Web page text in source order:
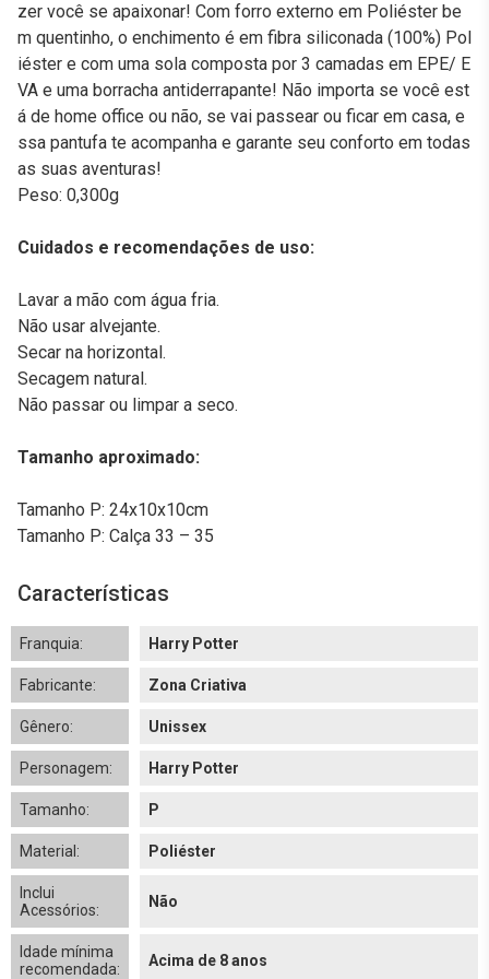
zer você se apaixonar! Com forro externo em Poliéster be
m quentinho, o enchimento é em fibra siliconada (100%) Pol
iéster e com uma sola composta por 3 camadas em EPE/ E
VA e uma borracha antiderrapante! Não importa se você est
á de home office ou não, se vai passear ou ficar em casa, e
ssa pantufa te acompanha e garante seu conforto em todas
as suas aventuras!
Peso: 0,300g
Cuidados e recomendações de uso:
Lavar a mão com água fria.
Não usar alvejante.
Secar na horizontal.
Secagem natural.
Não passar ou limpar a seco.
Tamanho aproximado:
Tamanho P: 24x10x10cm
Tamanho P: Calça 33 – 35
Características
Franquia: Harry Potter
Fabricante: Zona Criativa
Gênero: Unissex
Personagem: Harry Potter
Tamanho: P
Material: Poliéster
Inclui
Acessórios:
Não
Idade mínima
recomendada:
Acima de 8 anos